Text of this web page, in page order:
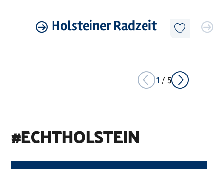
Diesen
Holsteiner Radzeit
Mehr
erfahren
Mehr
1 / 5
#ECHTHOLSTEIN